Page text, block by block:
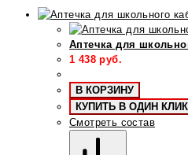
Аптечка для
1 438 руб.
В КОРЗИНУ
КУПИТЬ В ОДИН КЛИК
Смотреть состав